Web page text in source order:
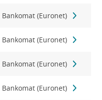
Bankomat (Euronet)
Bankomat (Euronet)
Bankomat (Euronet)
Bankomat (Euronet)